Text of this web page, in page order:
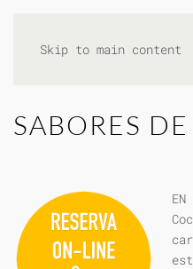
Skip to main content
SABORES
EN